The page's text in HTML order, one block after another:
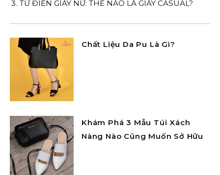
TỪ ĐIỂN GIÀY NỮ: THẾ NÀO LÀ GIÀY CASUAL?
Chất Liệu Da Pu Là Gì?
Khám Phá 3 Mẫu Túi Xách
Nàng Nào Cũng Muốn Sở Hữu